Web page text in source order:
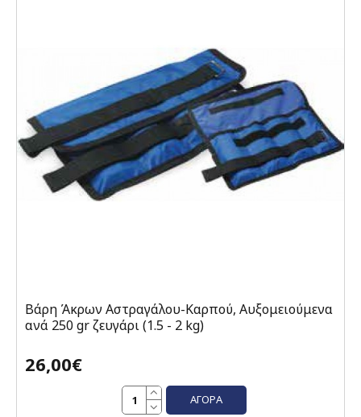
Βάρη Άκρων Αστραγάλου-Καρπού, Αυξομειούμενα
ανά 250 gr ζευγάρι (1.5 - 2 kg)
26,00€
ΑΓΟΡΆ